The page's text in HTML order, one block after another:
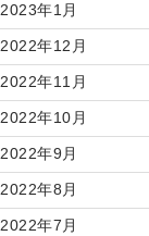
2023年1月
2022年12月
2022年11月
2022年10月
2022年9月
2022年8月
2022年7月